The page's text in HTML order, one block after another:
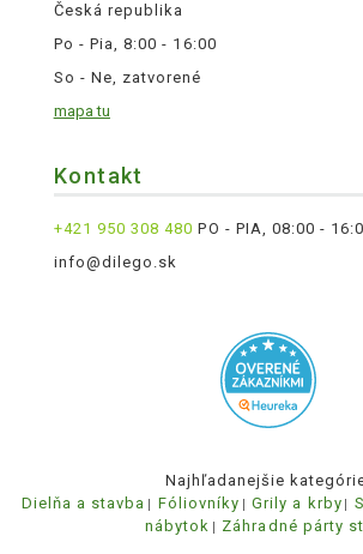
Česká republika
Po - Pia, 8:00 - 16:00
So - Ne, zatvorené
mapa tu
Kontakt
+421 950 308 480 PO - PIA, 08:00 -
info@dilego.sk
Najhľadanejšie
Dielňa a stavba
Fóliovníky Grily a krby
nábytok
Záhradné párty